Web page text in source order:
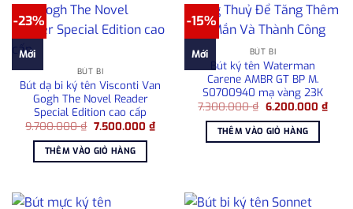
-23%
Mới
BÚT BI
Bút dạ bi ký tên Visconti Van
Gogh The Novel Reader
Special Edition cao cấp
9.700.000₫ Giá
là:
9.700.000 ₫.
7.500.000 ₫Giá
THÊM VÀO GIỎ HÀNG
-15%
Mới BÚT BI
Bút ký tên Waterman
Carene AMBR GT BP M.
S0700940 mạ vàng 23K
7.300.000₫ Giá
là:
7.300.000 ₫.
6.200.000 ₫Giá
THÊM VÀO GIỎ HÀNG